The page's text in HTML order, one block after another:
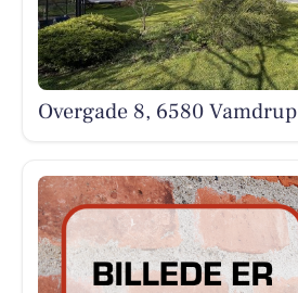
Overgade 8, 6580 Vamdrup